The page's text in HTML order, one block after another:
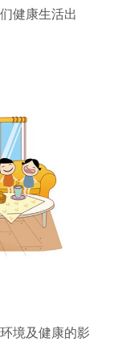
健康生活出
境及健康的影